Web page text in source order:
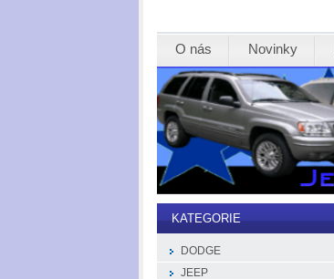
O nás Novinky
KATEGORIE
DODGE
JEEP